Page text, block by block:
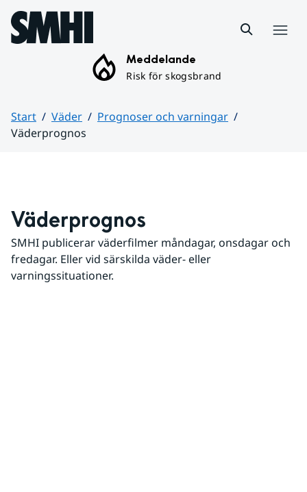
Hoppa till sidans innehåll
Meddelande
Risk för skogsbrand
Start Väder
Prognoser och varningar
Väderprognos
Väderprognos
SMHI publicerar väderfilmer måndagar, onsdagar och
fredagar. Eller vid särskilda väder- eller
varningssituationer.